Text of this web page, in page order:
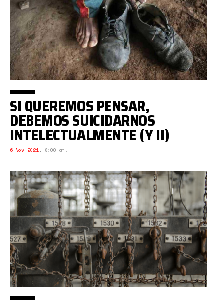
SI QUEREMOS PENSAR,
DEBEMOS SUICIDARNOS
INTELECTUALMENTE (Y II)
6 Nov 2021, 8:00 am.